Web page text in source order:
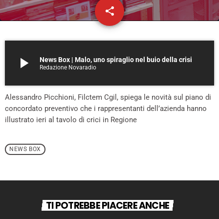
share
email
play_arrow News Box | Malo, uno spiraglio nel buio della crisi
Redazione Novaradio
Alessandro Picchioni, Filctem Cgil, spiega le novità sul piano di
concordato preventivo che i rappresentanti dell’azienda hanno
illustrato ieri al tavolo di crici in Regione
NEWS BOX
TI POTREBBE PIACERE ANCHE